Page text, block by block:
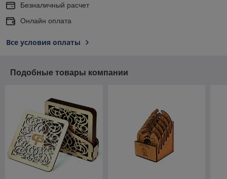
Безналичный расчет
Онлайн оплата
Все условия оплаты
Подобные товары компании